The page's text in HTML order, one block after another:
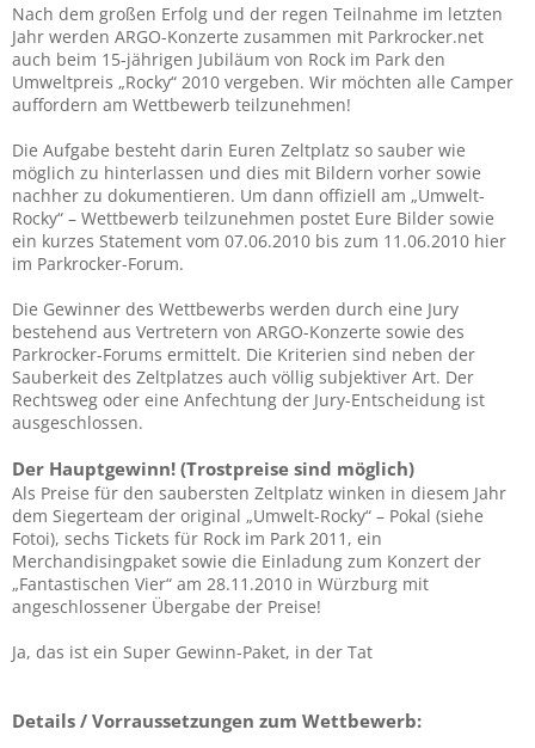
Nach dem großen Erfolg und der regen Teilnahme im letzten
Jahr werden ARGO-Konzerte zusammen mit Parkrocker.net
auch beim 15-jährigen Jubiläum von Rock im Park den
Umweltpreis „Rocky“ 2010 vergeben. Wir möchten alle Camper
auffordern am Wettbewerb teilzunehmen!
Die Aufgabe besteht darin Euren Zeltplatz so sauber wie
möglich zu hinterlassen und dies mit Bildern vorher sowie
nachher zu dokumentieren. Um dann offiziell am „Umwelt-
Rocky“ – Wettbewerb teilzunehmen postet Eure Bilder sowie
ein kurzes Statement vom 07.06.2010 bis zum 11.06.2010 hier
im Parkrocker-Forum.
Die Gewinner des Wettbewerbs werden durch eine Jury
bestehend aus Vertretern von ARGO-Konzerte sowie des
Parkrocker-Forums ermittelt. Die Kriterien sind neben der
Sauberkeit des Zeltplatzes auch völlig subjektiver Art. Der
Rechtsweg oder eine Anfechtung der Jury-Entscheidung ist
ausgeschlossen.
Der Hauptgewinn! (Trostpreise sind möglich)
Als Preise für den saubersten Zeltplatz winken in diesem Jahr
dem Siegerteam der original „Umwelt-Rocky“ – Pokal (siehe
Fotoi), sechs Tickets für Rock im Park 2011, ein
Merchandisingpaket sowie die Einladung zum Konzert der
„Fantastischen Vier“ am 28.11.2010 in Würzburg mit
angeschlossener Übergabe der Preise!
Ja, das ist ein Super Gewinn-Paket, in der Tat
Details / Vorraussetzungen zum Wettbewerb: